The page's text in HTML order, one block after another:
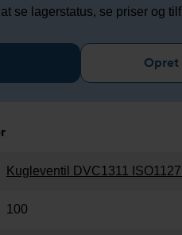
se lagerstatus, se priser og
Opret
Kugleventil DVC1311
100